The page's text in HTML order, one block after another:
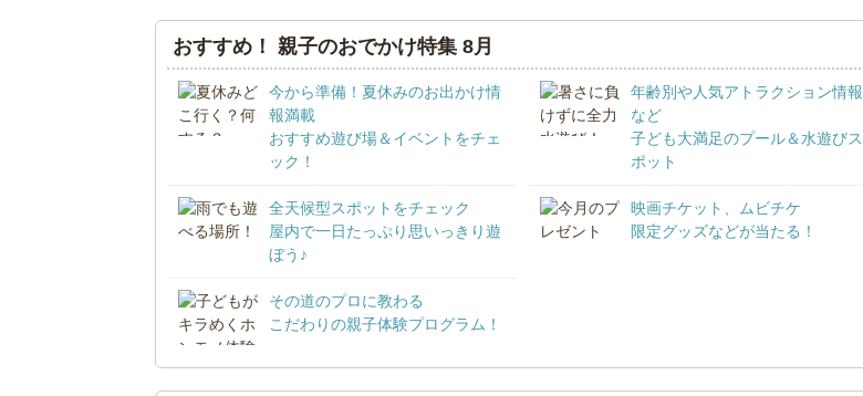
おすすめ！ 親子のおでかけ特集 8月
今から準備！夏休みのお出かけ情
報満載
おすすめ遊び場＆イベントをチェ
ック！
年齢別や人気アトラクション情報
など
子ども大満足のプール＆水遊びス
ポット
全天候型スポットをチェック
屋内で一日たっぷり思いっきり遊
ぼう♪
映画チケット、ムビチケ
限定グッズなどが当たる！
その道のプロに教わる
こだわりの親子体験プログラム！